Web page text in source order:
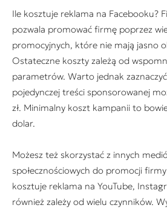
Ile kosztuje reklama na Facebooku?
pozwala promować firmę poprzez
promocyjnych, które nie mają jasno
Ostateczne koszty zależą od
parametrów. Warto jednak
pojedynczej treści sponsorowanej
zł. Minimalny koszt kampanii to
dolar.
Możesz też skorzystać z innych
społecznościowych do promocji
kosztuje reklama na YouTube,
również zależy od wielu czynników.